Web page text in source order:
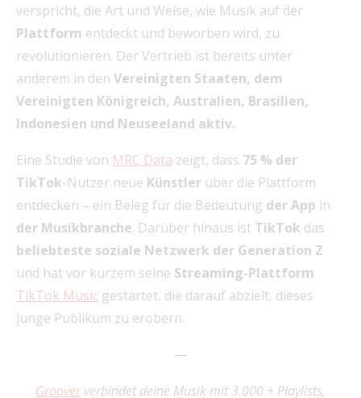
verspricht, die Art und Weise, wie Musik auf der
Plattform entdeckt und beworben wird, zu
revolutionieren. Der Vertrieb ist bereits unter
anderem in den Vereinigten Staaten, dem
Vereinigten Königreich, Australien, Brasilien,
Indonesien und Neuseeland aktiv.
Eine Studie von MRC Data zeigt, dass 75 % der
TikTok-Nutzer neue Künstler über die Plattform
entdecken – ein Beleg für die Bedeutung der App in
der Musikbranche. Darüber hinaus ist TikTok das
beliebteste soziale Netzwerk der Generation Z
und hat vor kurzem seine Streaming-Plattform
TikTok Music gestartet, die darauf abzielt, dieses
junge Publikum zu erobern.
—
Grooververbindet deine Musik mit 3.000 + Playlists,